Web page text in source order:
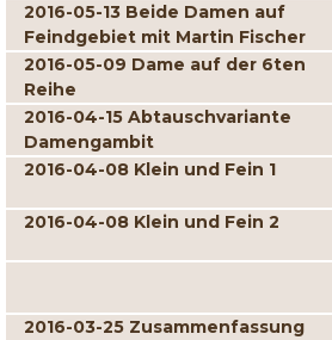
2016-05-13 Beide Damen auf
Feindgebiet mit Martin Fischer
2016-05-09 Dame auf der 6ten
Reihe
2016-04-15 Abtauschvariante
Damengambit
2016-04-08 Klein und Fein 1
2016-04-08 Klein und Fein 2
2016-03-25 Zusammenfassung